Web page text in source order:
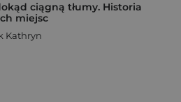
ciągną tłumy. Historia
miejsc
Kathryn